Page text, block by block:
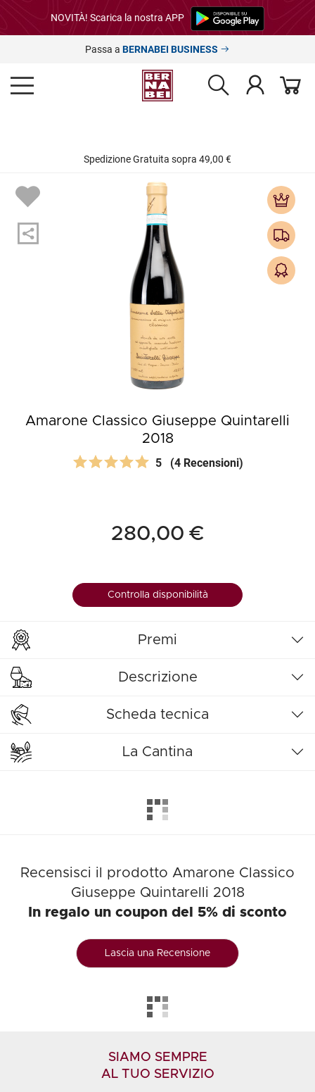
NOVITÀ! Scarica la nostra APP
Passa a BERNABEI BUSINESS
Spedizione Gratuita sopra 49,00 €
Amarone Classico Giuseppe Quintarelli
2018
5 (4 Recensioni)
280,00 €
Controlla disponibilità
Premi
Descrizione
Scheda tecnica
La Cantina
Recensisci il prodotto Amarone Classico
Giuseppe Quintarelli 2018
In regalo un coupon del 5% di sconto
Lascia una Recensione
SIAMO SEMPRE
AL TUO SERVIZIO